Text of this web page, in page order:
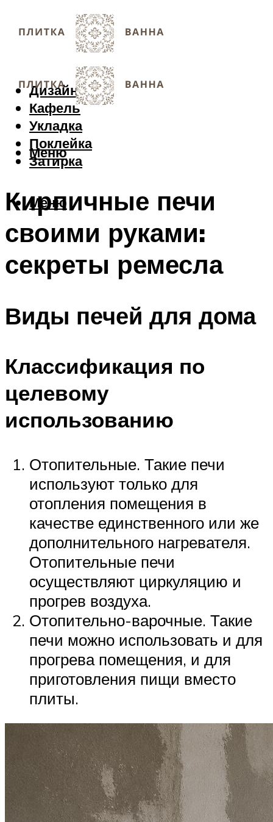
Дизайн
Кафель
Укладка
Поклейка
Затирка
Меню
Меню
Кирпичные печи
своими руками:
секреты ремесла
Виды печей для дома
Классификация по
целевому
использованию
Отопительные. Такие печи
используют только для
отопления помещения в
качестве единственного или же
дополнительного нагревателя.
Отопительные печи
осуществляют циркуляцию и
прогрев воздуха.
Отопительно-варочные. Такие
печи можно использовать и для
прогрева помещения, и для
приготовления пищи вместо
плиты.